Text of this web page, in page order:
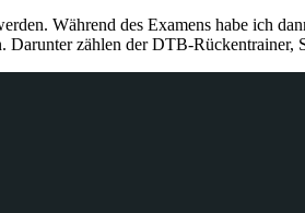
Während des Examens habe ich
zählen der DTB-